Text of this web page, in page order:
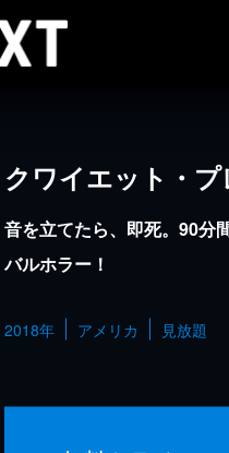
クワイエット・
音を立てたら、即死。90分
バルホラー！
2018年 アメリカ 見放題